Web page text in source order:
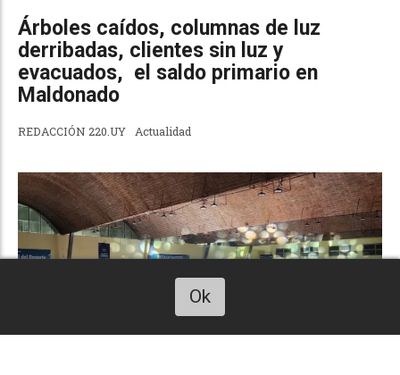
Árboles caídos, columnas de luz
derribadas, clientes sin luz y
evacuados, el saldo primario en
Maldonado
REDACCIÓN 220.UY Actualidad
Ok
Escucha este art. 220uy